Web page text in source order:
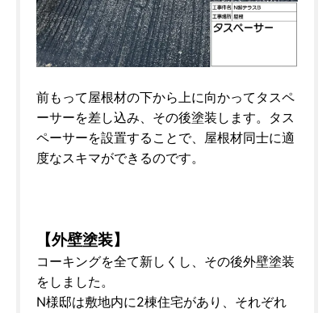
前もって屋根材の下から上に向かってタスペ
ーサーを差し込み、その後塗装します。タス
ペーサーを設置することで、屋根材同士に適
度なスキマができるのです。
【外壁塗装】
コーキングを全て新しくし、その後外壁塗装
をしました。
N様邸は敷地内に2棟住宅があり、それぞれ